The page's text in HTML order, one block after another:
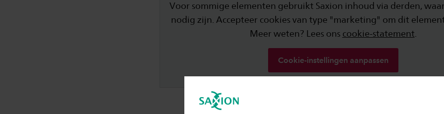
Voor sommige elementen gebruikt Saxion inhoud via derden,
nodig zijn. Accepteer cookies van type "marketing" om dit
Meer weten? Lees ons cookie-statement
Cookie-instellingen aanpassen